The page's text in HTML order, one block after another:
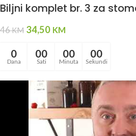
Biljni komplet br. 3 za
46KM 34,50 KM
0
Dana
00
Sati
00
Minuta
00
Sekundi